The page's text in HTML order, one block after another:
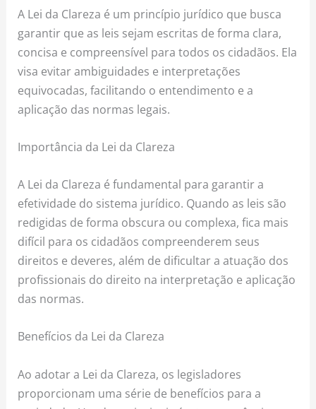
A Lei da Clareza é um princípio jurídico que busca
garantir que as leis sejam escritas de forma clara,
concisa e compreensível para todos os cidadãos. Ela
visa evitar ambiguidades e interpretações
equivocadas, facilitando o entendimento e a
aplicação das normas legais.
Importância da Lei da Clareza
A Lei da Clareza é fundamental para garantir a
efetividade do sistema jurídico. Quando as leis são
redigidas de forma obscura ou complexa, fica mais
difícil para os cidadãos compreenderem seus
direitos e deveres, além de dificultar a atuação dos
profissionais do direito na interpretação e aplicação
das normas.
Benefícios da Lei da Clareza
Ao adotar a Lei da Clareza, os legisladores
proporcionam uma série de benefícios para a